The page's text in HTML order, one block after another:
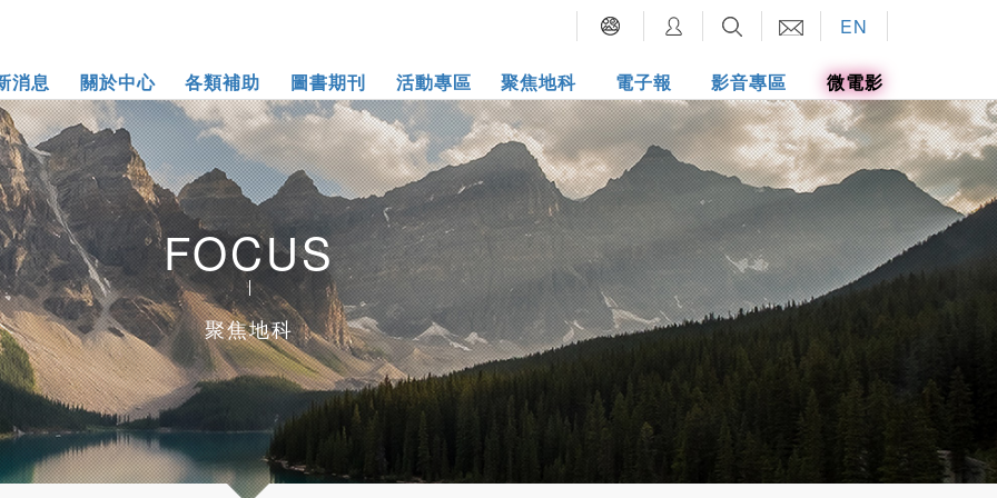
EN
消息 關於中心 各類補助 圖書期刊 活動專區 聚焦地科 電子報 影音專區 微電影
FOCUS
聚焦地科